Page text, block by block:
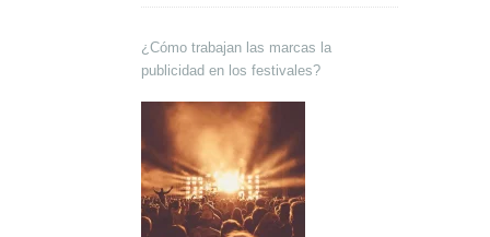
¿Cómo trabajan las marcas la
publicidad en los festivales?